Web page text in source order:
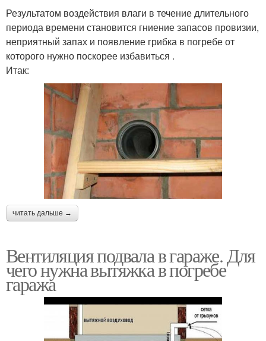
Результатом воздействия влаги в течение длительного
периода времени становится гниение запасов провизии,
неприятный запах и появление грибка в погребе от
которого нужно поскорее избавиться .
Итак:
читать дальше →
Вентиляция подвала в гараже. Для
чего нужна вытяжка в погребе
гаража